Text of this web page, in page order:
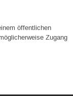
öffentlichen
Zugang